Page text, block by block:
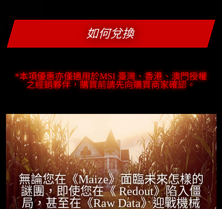
如何兌換
*本項優惠亦僅適用於MSI 臺灣、香港、澳門授權
之經銷夥伴，購買前請先向購買商家確認。
無論您在《Maize》面臨未來怎樣的
謎團，即使您在《 Redout》陷入僵
局，甚至在《Raw Data》迎戰機械